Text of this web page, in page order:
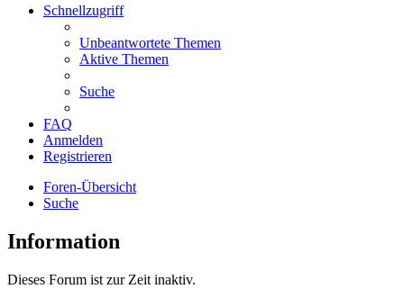
Schnellzugriff
Unbeantwortete Themen
Aktive Themen
Suche
FAQ
Anmelden
Registrieren
Foren-Übersicht
Suche
Information
Dieses Forum ist zur Zeit inaktiv.